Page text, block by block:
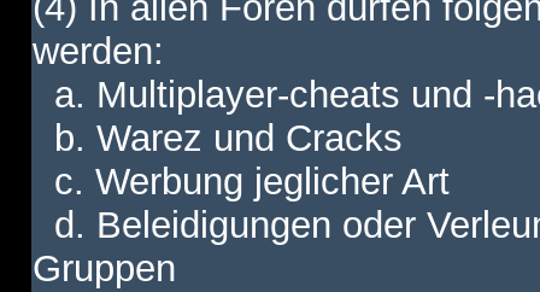
werden:
a. Multiplayer-cheats und -
b. Warez und Cracks
c. Werbung jeglicher Art
d. Beleidigungen oder
Gruppen